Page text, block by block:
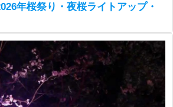
年桜祭り・夜桜ライトアップ・